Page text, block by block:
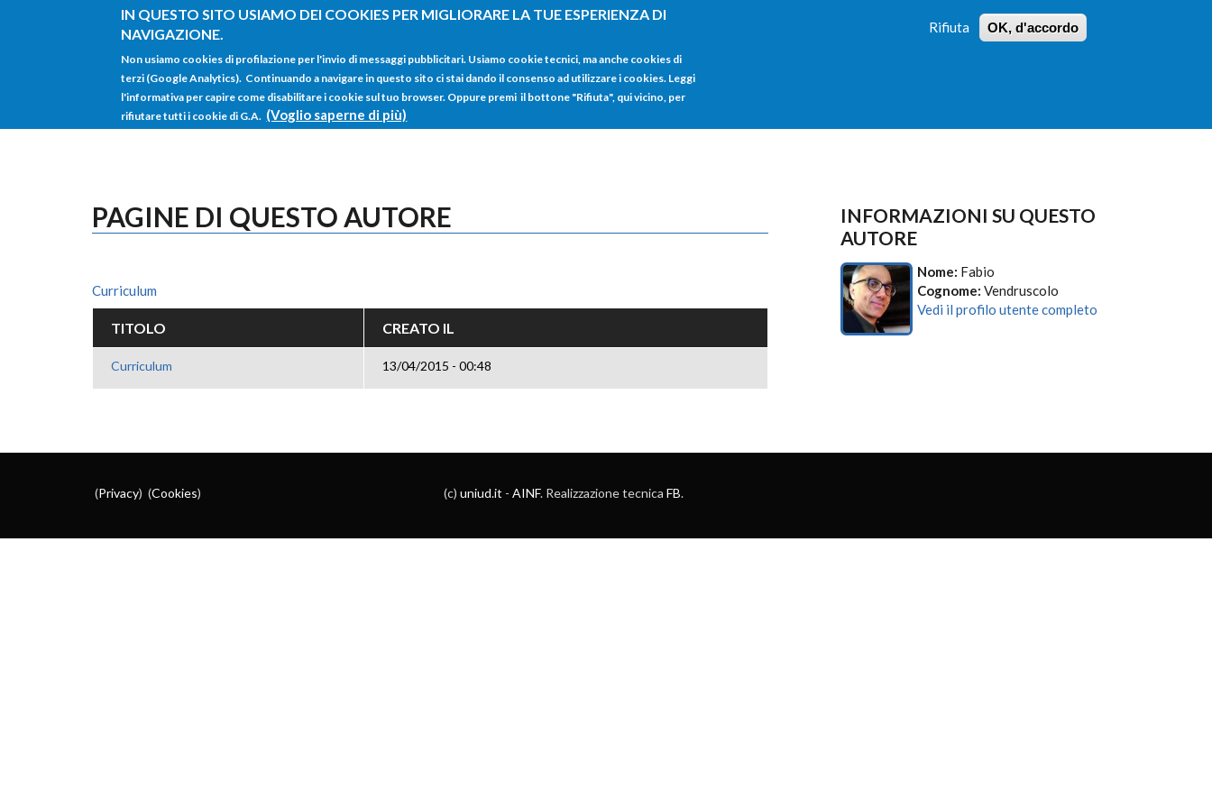
IN QUESTO SITO USIAMO DEI COOKIES PER MIGLIORARE LA TUE ESPERIENZA DI
NAVIGAZIONE.
Non usiamo cookies di profilazione per l'invio di messaggi pubblicitari. Usiamo cookie tecnici, ma anche cookies di
terzi (Google Analytics). Continuando a navigare in questo sito ci stai dando il consenso ad utilizzare i cookies. Leggi
l'informativa per capire come disabilitare i cookie sul tuo browser. Oppure premi il bottone "Rifiuta", qui vicino, per
rifiutare tutti i cookie di G.A. (Voglio saperne di più)
Rifiuta OK, d'accordo
Salta al contenuto principale
RICERCA
HOME
PAGINE DI QUESTO AUTORE
Curriculum
TITOLO CREATO IL
Curriculum 13/04/2015 - 00:48
INFORMAZIONI SU QUESTO
AUTORE
Nome: Fabio
Cognome: Vendruscolo
Vedi il profilo utente completo
(Privacy) (Cookies) (c) uniud.it - AINF. Realizzazione tecnica FB.